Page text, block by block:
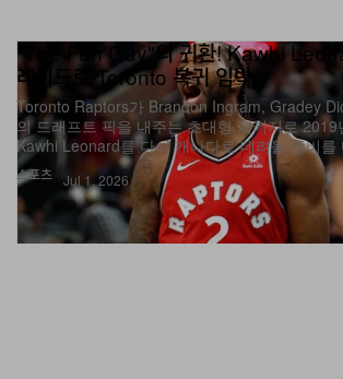
스포츠
"The Fun Guy"의 귀환! Kawhi
레이드로 Toronto 복귀 임박
Toronto Raptors가 Brandon Ingram, Gradey
의 드래프트 픽을 내주는 초대형 패키지로
Kawhi Leonard를 다시 캐나다로 데려올 준비를
Jul 1, 2026